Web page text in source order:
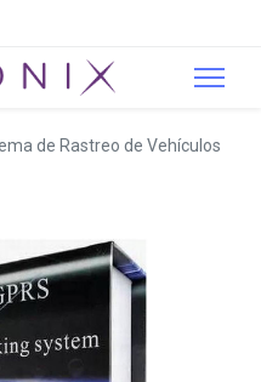
de Rastreo de Vehículos